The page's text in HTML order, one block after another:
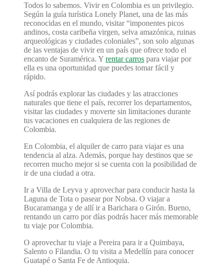
Todos lo sabemos. Vivir en Colombia es un privilegio.
Según la guía turística Lonely Planet, una de las más
reconocidas en el mundo, visitar “imponentes picos
andinos, costa caribeña virgen, selva amazónica, ruinas
arqueológicas y ciudades coloniales”, son solo algunas
de las ventajas de vivir en un país que ofrece todo el
encanto de Suramérica. Y rentar carros para viajar por
ella es una oportunidad que puedes tomar fácil y
rápido.
Así podrás explorar las ciudades y las atracciones
naturales que tiene el país, recorrer los departamentos,
visitar las ciudades y moverte sin limitaciones durante
tus vacaciones en cualquiera de las regiones de
Colombia.
En Colombia, el alquiler de carro para viajar es una
tendencia al alza. Además, porque hay destinos que se
recorren mucho mejor si se cuenta con la posibilidad de
ir de una ciudad a otra.
Ir a Villa de Leyva y aprovechar para conducir hasta la
Laguna de Tota o pasear por Nobsa. O viajar a
Bucaramanga y de allí ir a Barichara o Girón. Bueno,
rentando un carro por días podrás hacer más memorable
tu viaje por Colombia.
O aprovechar tu viaje a Pereira para ir a Quimbaya,
Salento o Filandia. O tu visita a Medellín para conocer
Guatapé o Santa Fe de Antioquia.